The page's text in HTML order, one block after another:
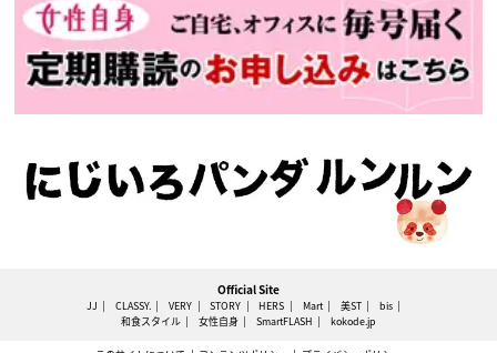
Official Site
JJ CLASSY. VERY STORY HERS Mart 美ST
bis
和食スタイル
女性自身 SmartFLASH kokode.jp